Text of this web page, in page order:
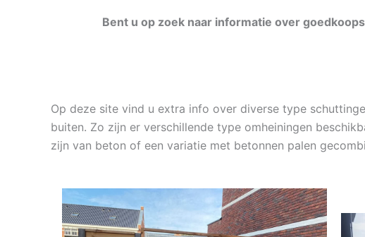
Bent u op zoek naar informatie over
Op deze site vind u extra info over diverse type
buiten. Zo zijn er verschillende type omheiningen
zijn van beton of een variatie met betonnen palen